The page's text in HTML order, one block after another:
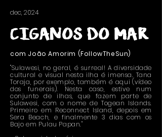
dec, 2024
com João Amorim (FollowTheSun)
"Sulawesi, no geral, é surreal! A diversidade
cultural e visual nesta ilha é imensa. Tana
Toraja, por exemplo, também é aqui (vídeo
dos funerais). Nesta caso, estive num
conjunto de ilhas, que fazem parte de
Sulawesi, com o nome de Togean Islands.
Primeiro em Reconnect Island, depois em
Sera Beach, e finalmente 3 dias com os
Bajo em Pulau Papan."
CIGANOS DO MAR